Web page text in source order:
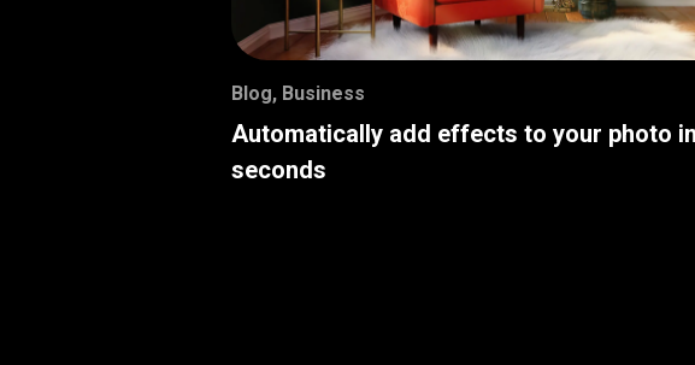
Blog, Business
Automatically add effects to your photo in
seconds